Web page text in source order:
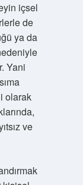
içsel
de
ya da
Yani
olarak
ve